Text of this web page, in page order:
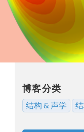
博客分类
结构 & 声学